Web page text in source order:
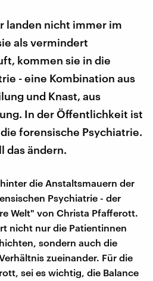
landen nicht immer im
als vermindert
kommen sie in die
- eine Kombination aus
und Knast, aus
In der Öffentlichkeit ist
forensische Psychiatrie.
das ändern.
die Anstaltsmauern der
Psychiatrie - der
Welt" von Christa Pfafferott.
nicht nur die Patientinnen
sondern auch die
zueinander. Für die
sei es wichtig, die Balance